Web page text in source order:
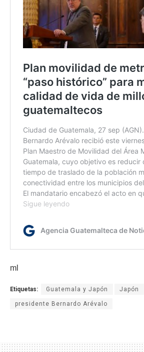
ml
Etiquetas: Guatemala y Japón Japón
presidente Bernardo Arévalo